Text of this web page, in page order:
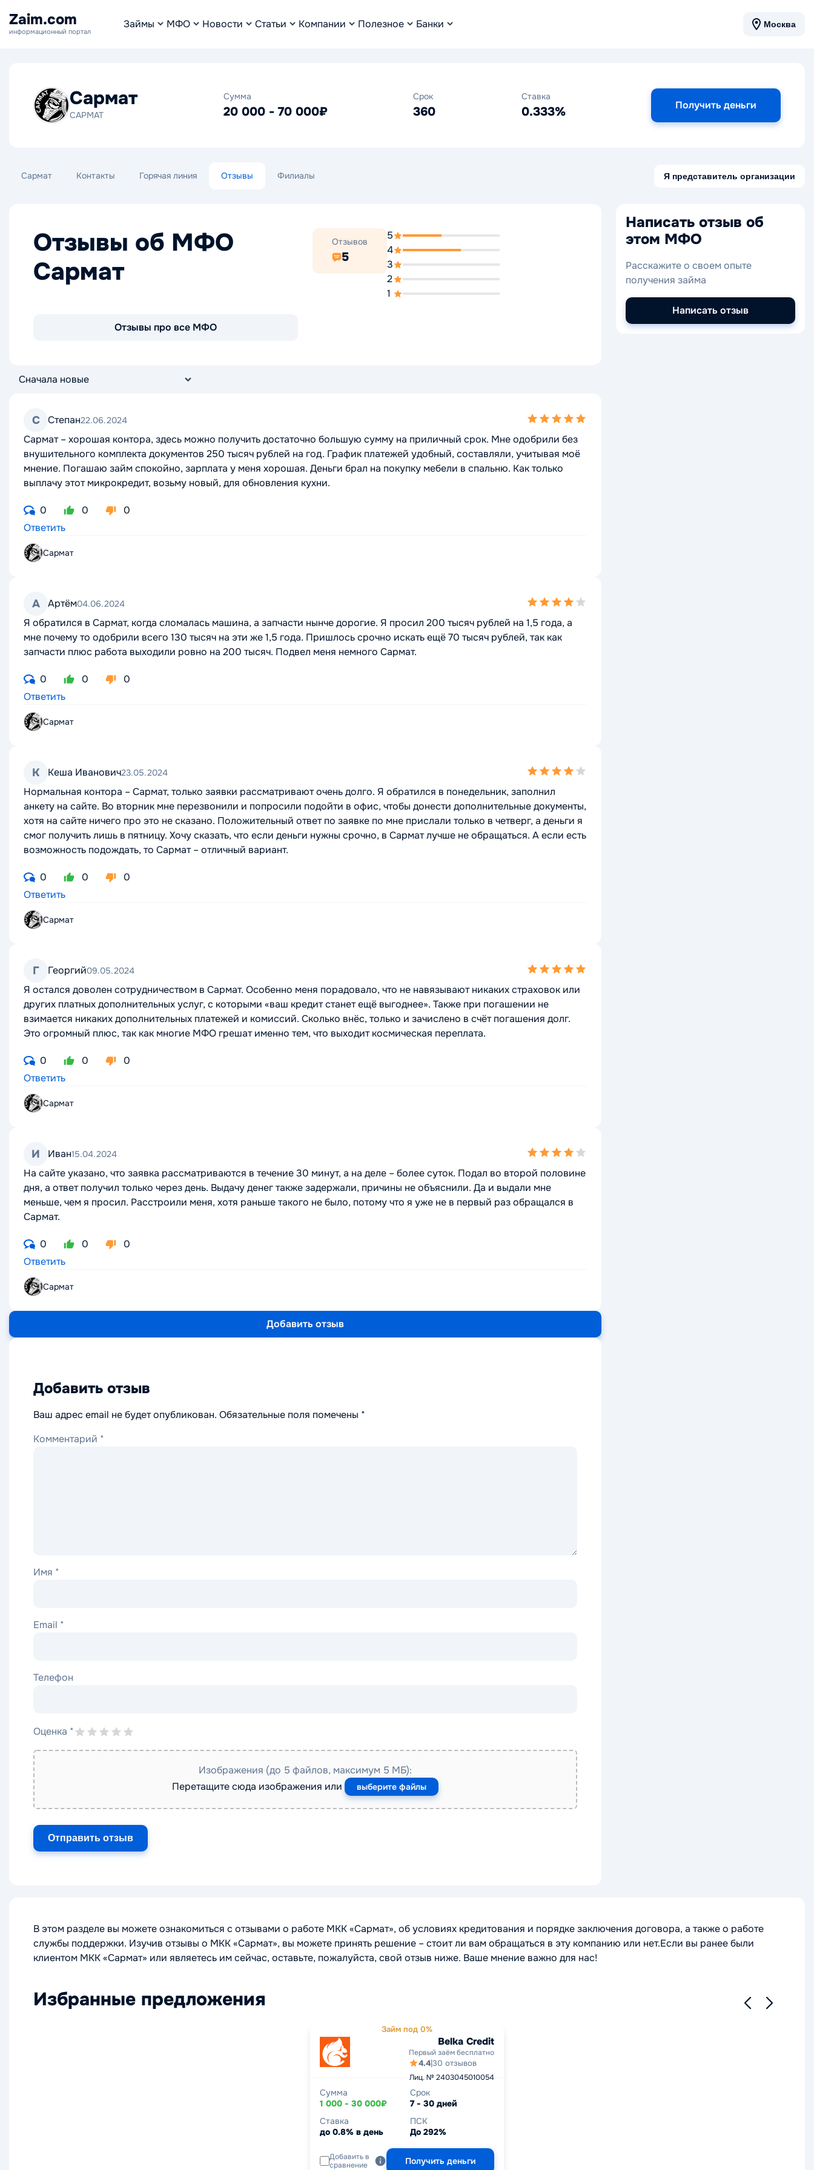
Zaim.com
информационный портал
Займы МФО Новости Статьи Компании Полезное Банки Москва
Сармат
САРМАТ
Сумма
20 000 - 70 000₽
Срок
360
Ставка
0.333% Получить деньги
Сармат Контакты Горячая линия Отзывы Филиалы Я представитель организации
Отзывы об МФО
Сармат
Отзывы про все МФО
Отзывов
5
5
4
3
2
1
С Степан22.06.2024
5,0
rating
Сармат – хорошая контора, здесь можно получить достаточно большую сумму на приличный срок. Мне одобрили без
внушительного комплекта документов 250 тысяч рублей на год. График платежей удобный, составляли, учитывая моё
мнение. Погашаю займ спокойно, зарплата у меня хорошая. Деньги брал на покупку мебели в спальню. Как только
выплачу этот микрокредит, возьму новый, для обновления кухни.
0 0
0
Ответить
Сармат
А Артём04.06.2024
4,0
rating
Я обратился в Сармат, когда сломалась машина, а запчасти нынче дорогие. Я просил 200 тысяч рублей на 1,5 года, а
мне почему то одобрили всего 130 тысяч на эти же 1,5 года. Пришлось срочно искать ещё 70 тысяч рублей, так как
запчасти плюс работа выходили ровно на 200 тысяч. Подвел меня немного Сармат.
0 0
0
Ответить
Сармат
К Кеша Иванович23.05.2024
4,0
Нормальная контора – Сармат, только заявки рассматривают очень долго. Я обратился в понедельник, заполнил
анкету на сайте. Во вторник мне перезвонили и попросили подойти в офис, чтобы донести дополнительные документы,
хотя на сайте ничего про это не сказано. Положительный ответ по заявке по мне прислали только в четверг, а деньги я
смог получить лишь в пятницу. Хочу сказать, что если деньги нужны срочно, в Сармат лучше не обращаться. А если есть
возможность подождать, то Сармат – отличный вариант.
0 0
0
Ответить
Сармат
Г Георгий09.05.2024
5,0
Я остался доволен сотрудничеством в Сармат. Особенно меня порадовало, что не навязывают никаких страховок или
других платных дополнительных услуг, с которыми «ваш кредит станет ещё выгоднее». Также при погашении не
взимается никаких дополнительных платежей и комиссий. Сколько внёс, только и зачислено в счёт погашения долг.
Это огромный плюс, так как многие МФО грешат именно тем, что выходит космическая переплата.
0 0
0
Ответить
Сармат
И Иван15.04.2024
4,0
rating
На сайте указано, что заявка рассматриваются в течение 30 минут, а на деле – более суток. Подал во второй половине
дня, а ответ получил только через день. Выдачу денег также задержали, причины не объяснили. Да и выдали мне
меньше, чем я просил. Расстроили меня, хотя раньше такого не было, потому что я уже не в первый раз обращался в
Сармат.
0 0
0
Ответить
Сармат
Добавить отзыв
Добавить отзыв
Ваш адрес email не будет опубликован. Обязательные поля помечены *
Комментарий *
Имя *
Email *
Телефон
Оценка *
Изображения (до 5 файлов, максимум 5 МБ):
Перетащите сюда изображения или
выберите файлы
Написать отзыв об
этом МФО
Расскажите о своем опыте
получения займа
Написать отзыв
В этом разделе вы можете ознакомиться с отзывами о работе МКК «Сармат», об условиях кредитования и порядке заключения договора, а также о работе
службы поддержки. Изучив отзывы о МКК «Сармат», вы можете принять решение – стоит ли вам обращаться в эту компанию или нет.Если вы ранее были
клиентом МКК «Сармат» или являетесь им сейчас, оставьте, пожалуйста, свой отзыв ниже. Ваше мнение важно для нас!
Избранные предложения
Займ под 0%
Belka Credit
Первый заём бесплатно
Лиц. № 2403045010054
4.4|30 отзывов
Сумма
1 000 - 30 000₽
Срок
7 - 30 дней
Ставка
до 0.8% в день
ПСК
До 292%
Добавить в
сравнение
Получить деньги